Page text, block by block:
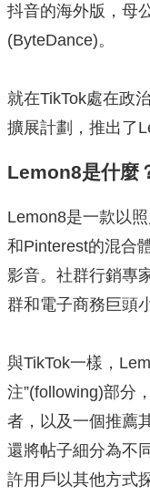
抖音的海外版，母
(ByteDance)。
就在TikTok處在政
擴展計劃，推出了
Lemon8是什麼
Lemon8是一款以
和Pinterest的混合
影音。社群行銷專
群和電子商務巨頭
與TikTok一樣，
注”(following)部分
者，以及一個推薦
還將帖子細分為不
許用戶以其他方式